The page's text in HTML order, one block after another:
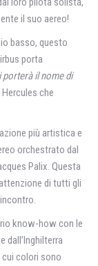
il suo aereo!
basso, questo
porta
porterà il nome di
che
più artistica e
orchestrato dal
Palix. Questa
di tutti gli
know-how con le
dall’Inghilterra
cui colori sono